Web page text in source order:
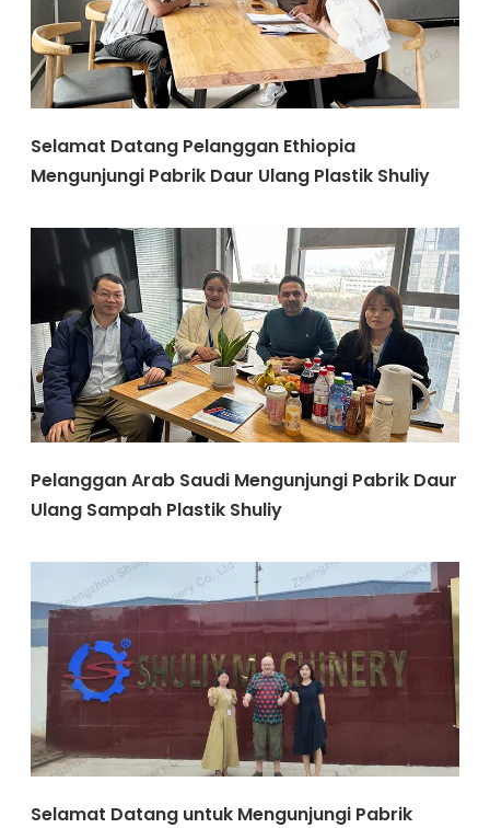
Selamat Datang Pelanggan Ethiopia
Mengunjungi Pabrik Daur Ulang Plastik Shuliy
Pelanggan Arab Saudi Mengunjungi Pabrik Daur
Ulang Sampah Plastik Shuliy
Selamat Datang untuk Mengunjungi Pabrik